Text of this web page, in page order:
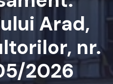
Arad,
nr.
2026